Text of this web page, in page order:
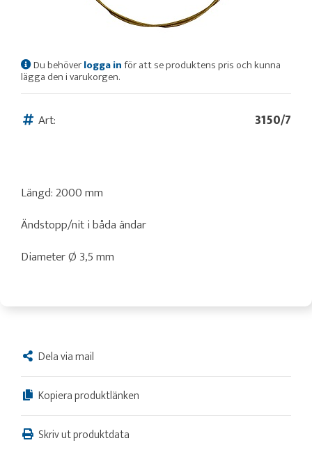
Du behöverlogga inför att se produktens pris och kunna
lägga den i varukorgen.
Art: 3150/7
Längd: 2000 mm
Ändstopp/nit i båda ändar
Diameter Ø 3,5 mm
Dela via mail
Kopiera produktlänken
Skriv ut produktdata